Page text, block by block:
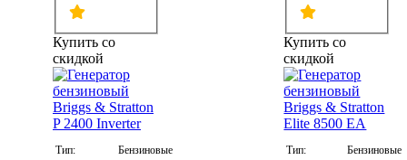
Купить со
скидкой
Тип: Бензиновые
Купить со
скидкой
Тип: Бензиновые